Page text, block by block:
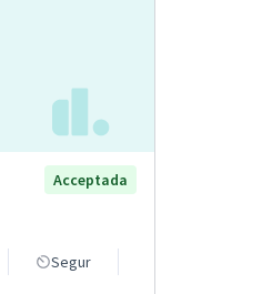
Acceptada
Segur